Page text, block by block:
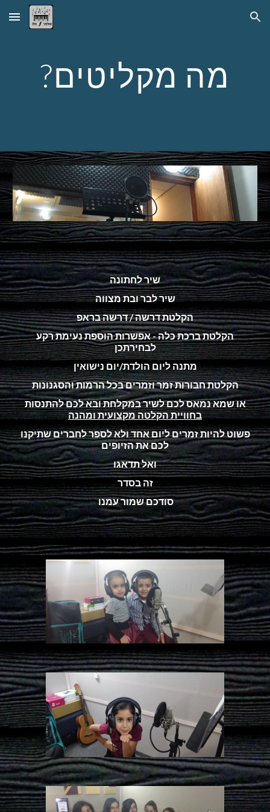
Skip to main content Skip to navigation
?מה מקליטים
שיר לחתונה
שיר לבר ובת מצווה
הקלטת דרשה / דרשה בראפ
הקלטת ברכת כלה - אפשרות הוספת נעימת רקע
לבחירתכן
מתנה ליום הולדת/יום נישואין
הקלטת חבורות זמר וזמרים בכל הרמות והסגנונות
או שמא נמאס לכם לשיר במקלחת ובא לכם להתנסות
בחוויית הקלטה מקצועית ומהנה
פשוט להיות זמרים ליום אחד ולא לספר לחברים שתיקנו
לכם את הזיופים
ואל תדאגו
זה בסדר
סודכם שמור עמנו